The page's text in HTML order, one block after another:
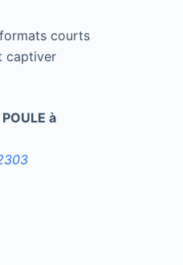
courts
captiver
à